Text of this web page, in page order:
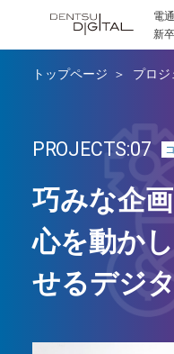
電
新
トップページ プロ
PROJECTS:07
巧みな企
心を動か
せるデジ